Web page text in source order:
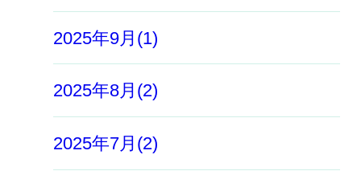
2025年9月(1)
2025年8月(2)
2025年7月(2)